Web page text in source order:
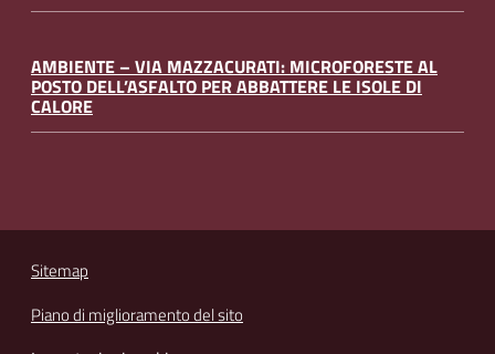
AMBIENTE – VIA MAZZACURATI: MICROFORESTE AL
POSTO DELL’ASFALTO PER ABBATTERE LE ISOLE DI
CALORE
Sitemap
Piano di miglioramento del sito